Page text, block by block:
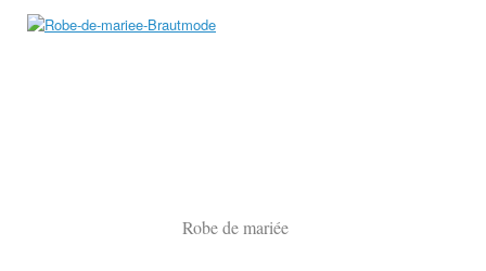
Robe de mariée